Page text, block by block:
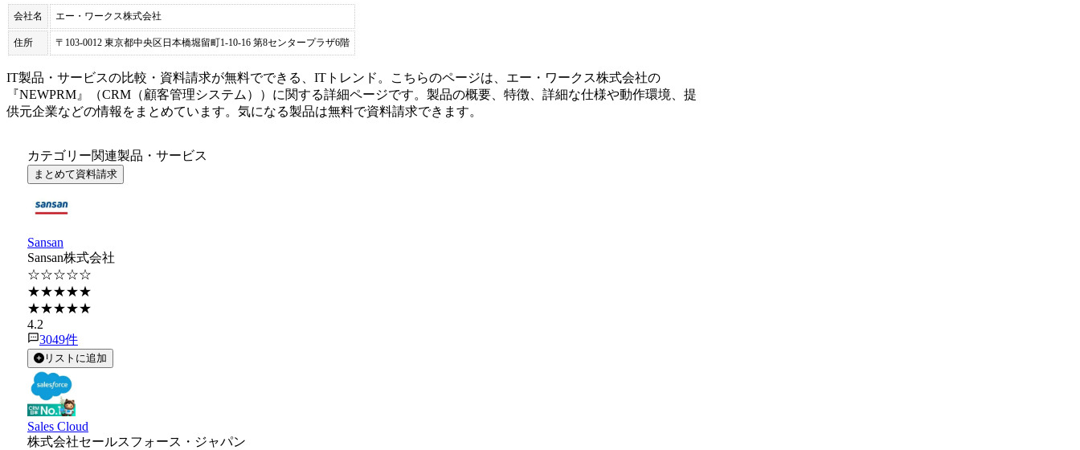
会社名 エー・ワークス株式会社
住所 〒103-0012 東京都中央区日本橋堀留町1-10-16 第8センタープラザ6階
IT製品・サービスの比較・資料請求が無料でできる、ITトレンド。こちらのページは、 エー・ワークス株式会社の
『NEWPRM』（CRM（顧客管理システム）
）に関する詳細ページです。製品の概要、特徴、詳細な仕様や動作環境、提
供元企業などの情報をまとめています。気になる製品は無料で資料請求できます。
カテゴリー関連製品・サービス
まとめて資料請求
Sansan
Sansan株式会社
☆☆☆☆☆
★★★★★
★★★★★
4.2
3049件
リストに追加
Sales Cloud
株式会社セールスフォース・ジャパン